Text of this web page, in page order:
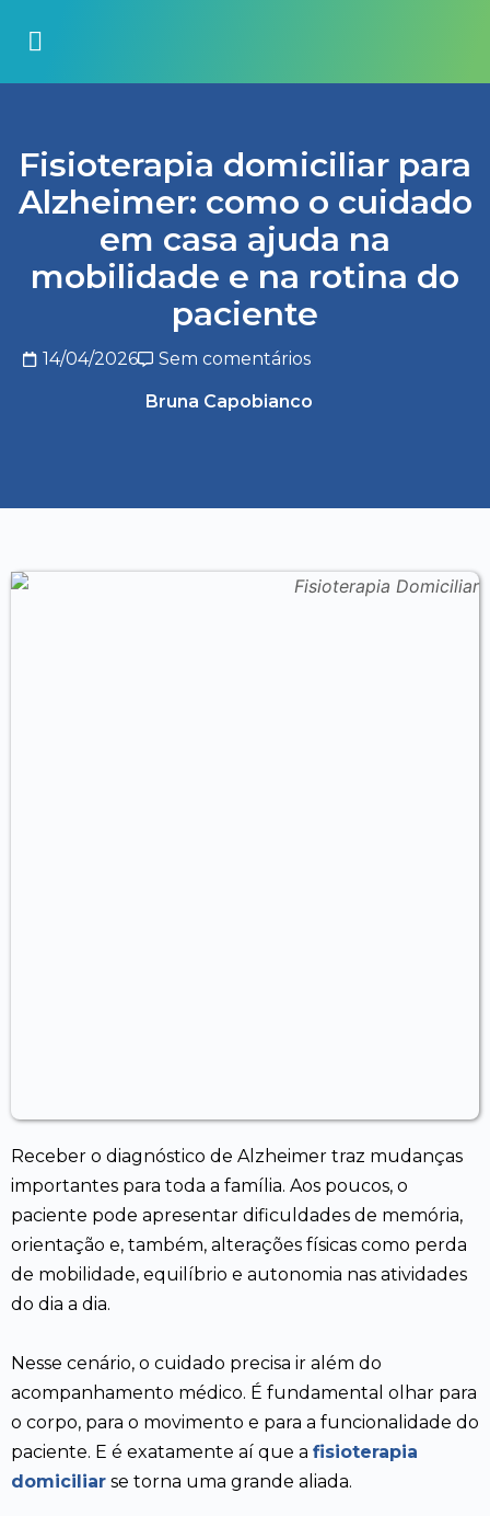
Fisioterapia domiciliar para
Alzheimer: como o cuidado
em casa ajuda na
mobilidade e na rotina do
paciente
14/04/2026 Sem comentários
Bruna Capobianco
Receber o diagnóstico de Alzheimer traz mudanças
importantes para toda a família. Aos poucos, o
paciente pode apresentar dificuldades de memória,
orientação e, também, alterações físicas como perda
de mobilidade, equilíbrio e autonomia nas atividades
do dia a dia.
Nesse cenário, o cuidado precisa ir além do
acompanhamento médico. É fundamental olhar para
o corpo, para o movimento e para a funcionalidade do
paciente. E é exatamente aí que a fisioterapia
domiciliar se torna uma grande aliada.